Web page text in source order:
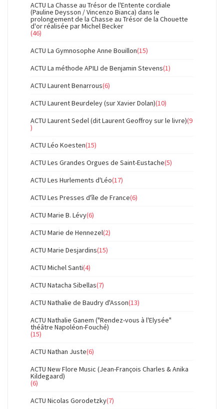
ACTU La Chasse au Trésor de l'Entente cordiale
(Pauline Deysson / Vincenzo Bianca) dans le
prolongement de la Chasse au Trésor de la Chouette
d'or réalisée par Michel Becker
(46)
ACTU La Gymnosophe Anne Bouillon(15)
ACTU La méthode APILI de Benjamin Stevens(1)
ACTU Laurent Benarrous(6)
ACTU Laurent Beurdeley (sur Xavier Dolan)(10)
ACTU Laurent Sedel (dit Laurent Geoffroy sur le livre)(9
)
ACTU Léo Koesten(15)
ACTU Les Grandes Orgues de Saint-Eustache(5)
ACTU Les Hurlements d'Léo(17)
ACTU Les Presses d'île de France(6)
ACTU Marie B. Lévy(6)
ACTU Marie de Hennezel(2)
ACTU Marie Desjardins(15)
ACTU Michel Santi(4)
ACTU Natacha Sibellas(7)
ACTU Nathalie de Baudry d'Asson(13)
ACTU Nathalie Ganem ("Rendez-vous à l'Elysée"
théâtre Napoléon-Fouché)
(15)
ACTU Nathan Juste(6)
ACTU New Flore Music (Jean-François Charles & Anika
Kildegaard)
(6)
ACTU Nicolas Gorodetzky(7)